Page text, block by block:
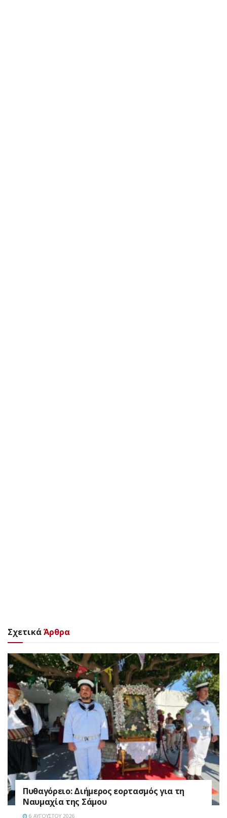
ΣχετικάΆρθρα
Πυθαγόρειο: Διήμερος εορτασμός για τη
Ναυμαχία της Σάμου
6 ΑΥΓΟΎΣΤΟΥ 2026